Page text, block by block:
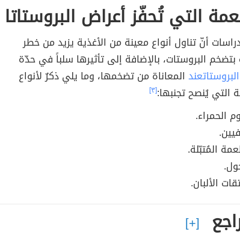
التي تُحفّز أعراض البروستاتا
أنّ تناول أنواع معينة من الأغذية يزيد من خطر
بتضخم البروستات، بالإضافة إلى تأثيرها سلباً في حدّة
البروستاتعند المعاناة من تضخمها، وما يلي ذكرٌ لأنواع
التي يُنصح تجنبها:[٣]
الحمراء.
المُتبّلة.
الألبان.